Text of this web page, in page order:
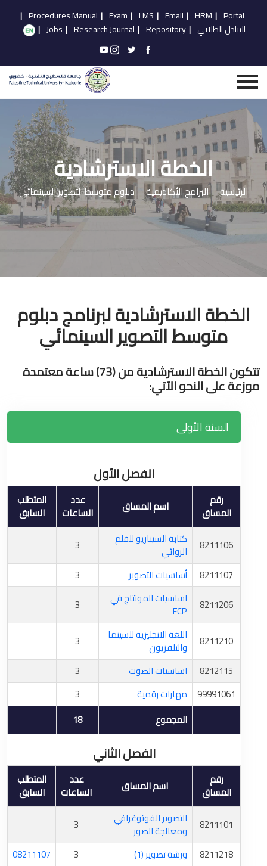
Portal
|
HRM
|
Email
|
LMS
|
Exam
|
Procedures Manual
|
التبادل الطلابي |
Repository
|
Research Journal
|
Jobs
|
الخطة الاسترشادية
الرئيسية البرامج الأكاديمية دبلوم متوسط التصوير السينمائي
الخطة الاسترشادية لبرنامج دبلوم
متوسط التصوير السينمائي
تتكون الخطة الاسترشادية من (73) ساعة معتمدة
موزعة على النحو الآتي:
السنة الأولى
الفصل الأول
رقم
المساق اسم المساق عدد
الساعات
المتطلب
السابق
8211106
كتابة السيناريو للفلم
الروائي
3
8211107
أساسيات التصوير
3
8211206
اساسيات المونتاج في
FCP
3
8211210 اللغة الانجليزية للسينما
والتلفزيون
3
8212115
اساسيات الصوت
3
99991061
مهارات رقمية
3
المجموع
18
الفصل الثاني
رقم
المساق اسم المساق عدد
الساعات
المتطلب
السابق
8211101
التصوير الفوتوغرافي
ومعالجة الصور
3
8211218
ورشة تصوير (1) 3
08211107